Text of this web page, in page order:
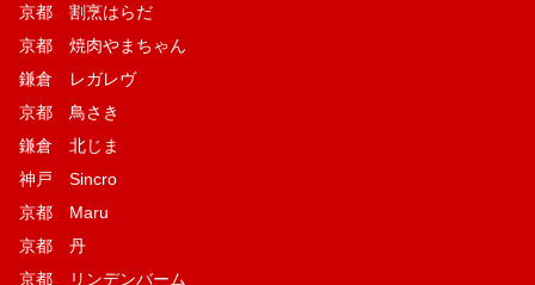
京都 割烹はらだ
京都 焼肉やまちゃん
鎌倉 レガレヴ
京都 鳥さき
鎌倉 北じま
神戸 Sincro
京都 Maru
京都 丹
京都 リンデンバーム